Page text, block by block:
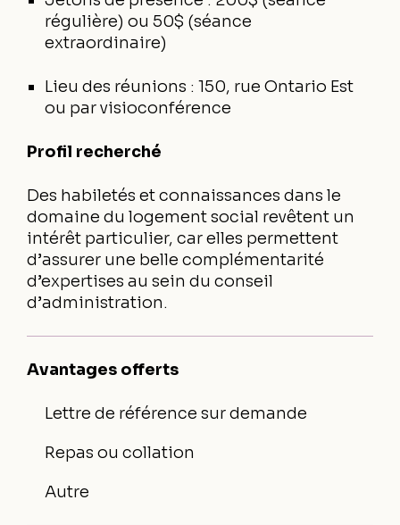
régulière) ou 50$ (séance
extraordinaire)
Lieu des réunions : 150, rue Ontario Est
ou par visioconférence
Profil recherché
Des habiletés et connaissances dans le
domaine du logement social revêtent un
intérêt particulier, car elles permettent
d’assurer une belle complémentarité
d’expertises au sein du conseil
d’administration.
Avantages offerts
Lettre de référence sur demande
Repas ou collation
Autre